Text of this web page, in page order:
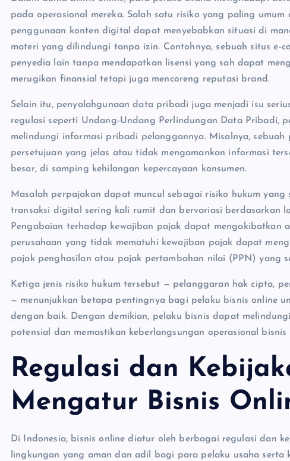
pada operasional mereka. Salah satu risiko yang paling
penggunaan konten digital dapat menyebabkan situasi di
materi yang dilindungi tanpa izin. Contohnya, sebuah situs e-
penyedia lain tanpa mendapatkan lisensi yang sah dapat
merugikan finansial tetapi juga mencoreng reputasi brand.
Selain itu, penyalahgunaan data pribadi juga menjadi isu
regulasi seperti Undang-Undang Perlindungan Data Pribadi,
melindungi informasi pribadi pelanggannya. Misalnya,
persetujuan yang jelas atau tidak mengamankan informasi
besar, di samping kehilangan kepercayaan konsumen.
Masalah perpajakan dapat muncul sebagai risiko hukum
transaksi digital sering kali rumit dan bervariasi berdasarkan
Pengabaian terhadap kewajiban pajak dapat mengakibatkan
perusahaan yang tidak mematuhi kewajiban pajak dapat
pajak penghasilan atau pajak pertambahan nilai (PPN) yang
Ketiga jenis risiko hukum tersebut — pelanggaran hak cipta,
— menunjukkan betapa pentingnya bagi pelaku bisnis online
dengan baik. Dengan demikian, pelaku bisnis dapat
potensial dan memastikan keberlangsungan operasional
Regulasi dan
Mengatur Bisnis
Di Indonesia, bisnis online diatur oleh berbagai regulasi dan
lingkungan yang aman dan adil bagi para pelaku usaha serta